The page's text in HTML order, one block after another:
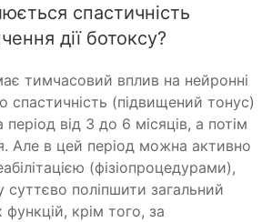
спастичність
дії ботоксу?
тимчасовий вплив на нейронні
спастичність (підвищений тонус)
від 3 до 6 місяців, а потім
Але в цей період можна активно
(фізіопроцедурами),
суттєво поліпшити загальний
крім того, за